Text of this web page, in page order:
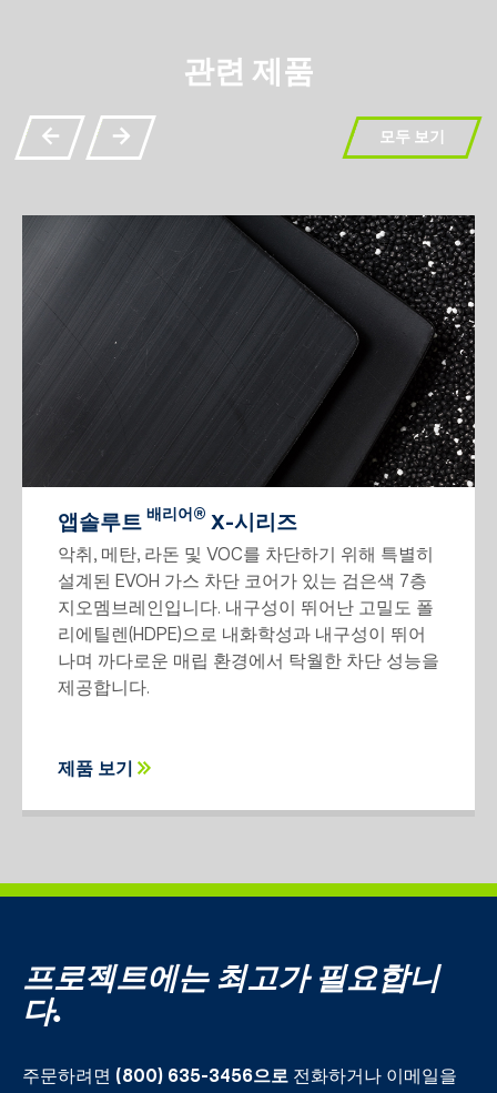
관련 제품
모두 보기
앱솔루트 배리어® X-시리즈
악취, 메탄, 라돈 및 VOC를 차단하기 위해 특별히
설계된 EVOH 가스 차단 코어가 있는 검은색 7층
지오멤브레인입니다. 내구성이 뛰어난 고밀도 폴
리에틸렌(HDPE)으로 내화학성과 내구성이 뛰어
나며 까다로운 매립 환경에서 탁월한 차단 성능을
제공합니다.
제품 보기
프로젝트에는 최고가 필요합니
다.
주문하려면 (800) 635-3456으로 전화하거나 이메일을